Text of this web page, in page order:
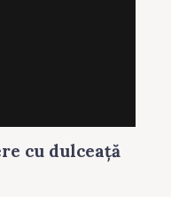
cu dulceaţă